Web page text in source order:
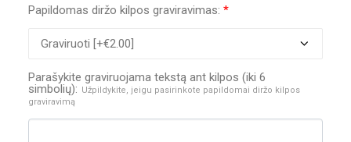
Papildomas diržo kilpos graviravimas: *
Parašykite graviruojama tekstą ant kilpos (iki 6
simbolių): Užpildykite, jeigu pasirinkote papildomai diržo kilpos
graviravimą